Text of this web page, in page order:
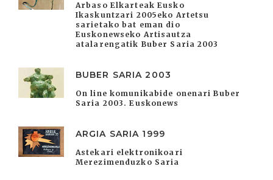
Arbaso Elkarteak Eusko
Ikaskuntzari 2005eko Artetsu
sarietako bat eman dio
Euskonewseko Artisautza
atalarengatik Buber Saria 2003
BUBER SARIA 2003
On line komunikabide onenari Buber
Saria 2003. Euskonews
ARGIA SARIA 1999
Astekari elektronikoari
Merezimenduzko Saria